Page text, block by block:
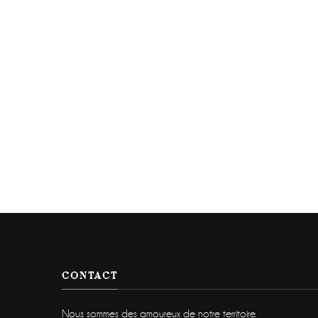
CONTACT
Nous sommes des amoureux de notre territoire.